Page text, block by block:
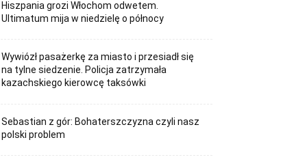
Hiszpania grozi Włochom odwetem.
Ultimatum mija w niedzielę o północy
Wywiózł pasażerkę za miasto i przesiadł się
na tylne siedzenie. Policja zatrzymała
kazachskiego kierowcę taksówki
Sebastian z gór: Bohaterszczyzna czyli nasz
polski problem